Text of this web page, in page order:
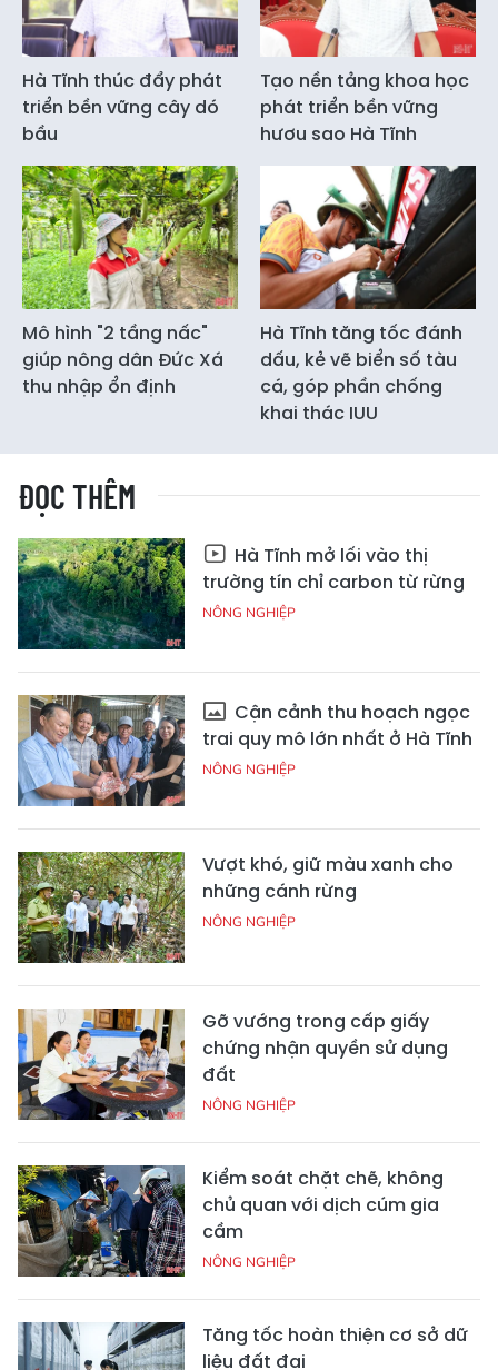
Hà Tĩnh thúc đẩy phát
triển bền vững cây dó
bầu
Tạo nền tảng khoa học
phát triển bền vững
hươu sao Hà Tĩnh
Mô hình "2 tầng nấc"
giúp nông dân Đức Xá
thu nhập ổn định
Hà Tĩnh tăng tốc đánh
dấu, kẻ vẽ biển số tàu
cá, góp phần chống
khai thác IUU
ĐỌC THÊM
Hà Tĩnh mở lối vào thị
trường tín chỉ carbon từ rừng
NÔNG NGHIỆP
Cận cảnh thu hoạch ngọc
trai quy mô lớn nhất ở Hà Tĩnh
NÔNG NGHIỆP
Vượt khó, giữ màu xanh cho
những cánh rừng
NÔNG NGHIỆP
Gỡ vướng trong cấp giấy
chứng nhận quyền sử dụng
đất
NÔNG NGHIỆP
Kiểm soát chặt chẽ, không
chủ quan với dịch cúm gia
cầm
NÔNG NGHIỆP
Tăng tốc hoàn thiện cơ sở dữ
liệu đất đai